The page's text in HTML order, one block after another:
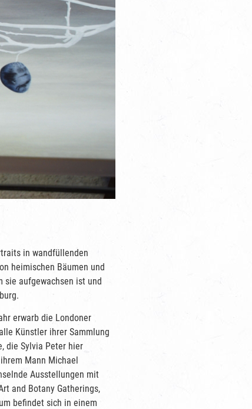
in wandfüllenden
heimischen Bäumen und
sie aufgewachsen ist und
erwarb die Londoner
Künstler ihrer Sammlung
die Sylvia Peter hier
Mann Michael
Ausstellungen mit
and Botany Gatherings,
befindet sich in einem